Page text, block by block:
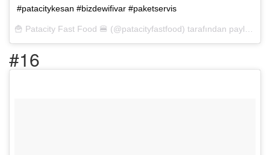
#patacitykesan #bizdewifivar #paketservis
#16